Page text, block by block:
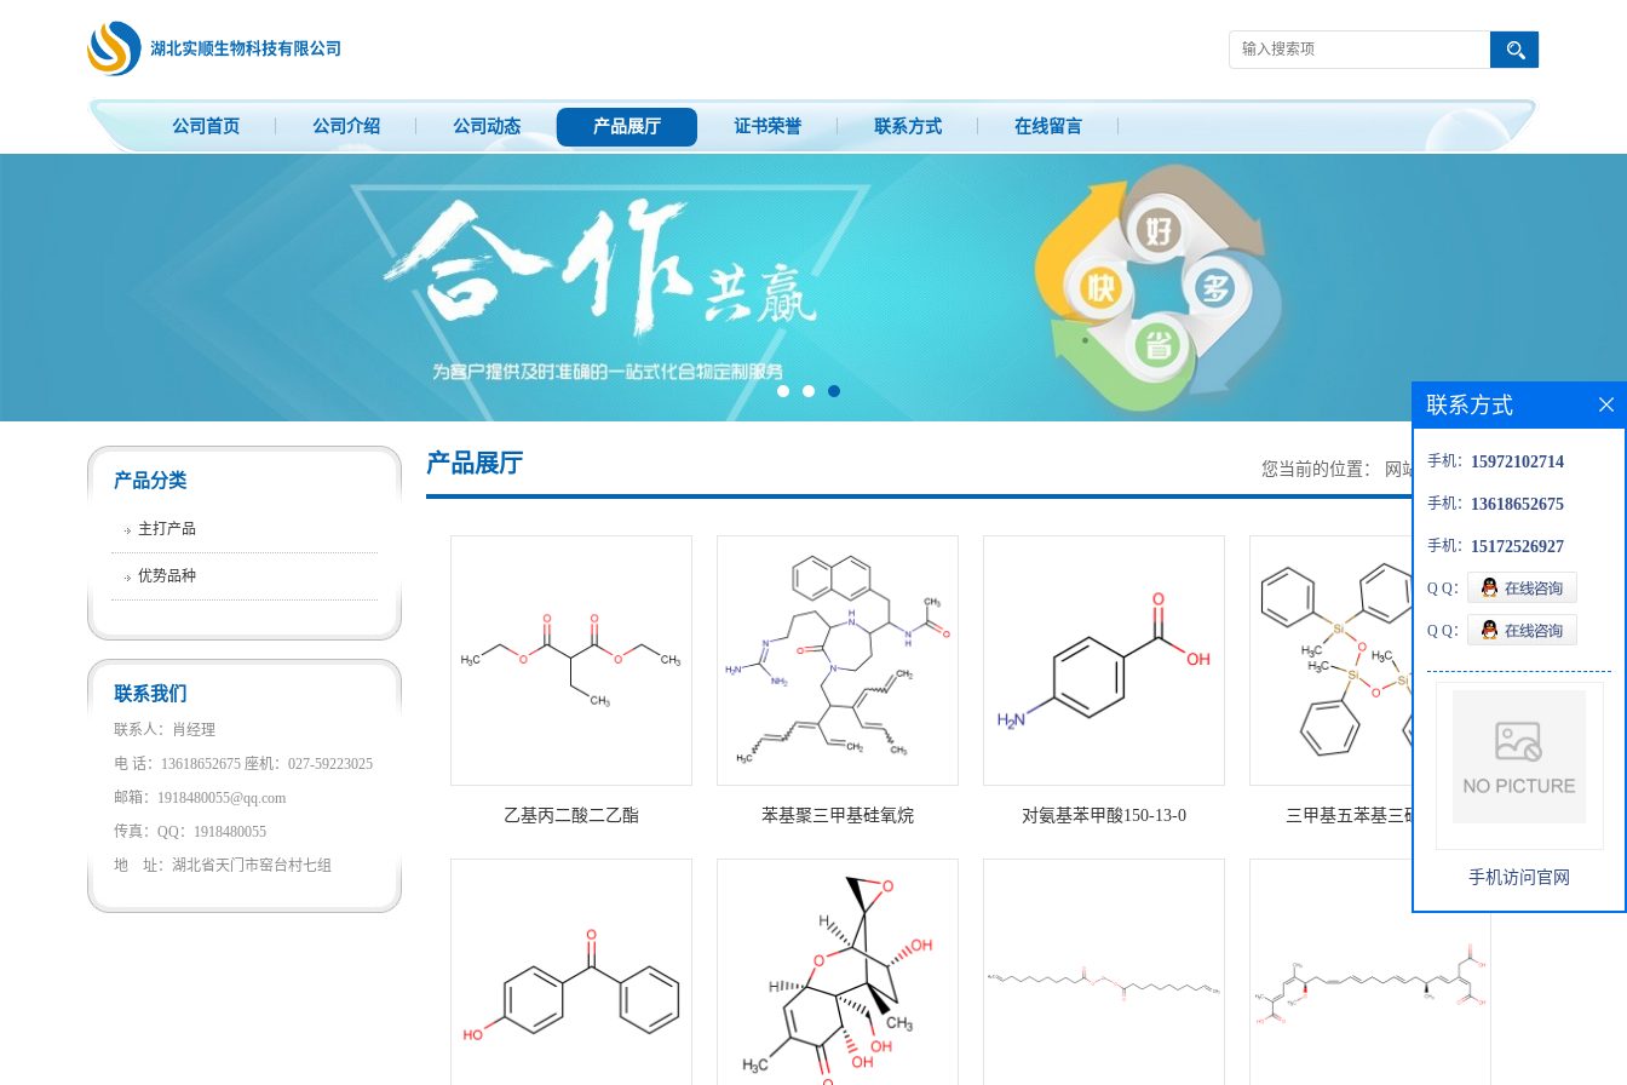
公司首页 公司介绍 公司动态 产品展厅 证书荣誉 联系方式 在线留言
产品分类
主打产品
优势品种
联系我们
联系人：肖经理
电 话：13618652675 座机：027-59223025
邮箱：1918480055@qq.com
传真：QQ：1918480055
地 址：湖北省天门市窑台村七组
产品展厅 您当前的位置： 网站首页> 产品展厅
乙基丙二酸二乙酯 苯基聚三甲基硅氧烷 对氨基苯甲酸150-13-0 三甲基五苯基三硅氧烷
联系方式
手机： 15972102714
手机： 13618652675
手机： 15172526927
Q Q：
Q Q：
手机访问官网